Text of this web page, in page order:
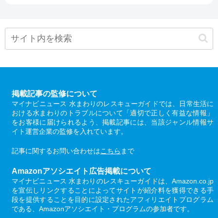
掲載記事の監修について
マイナビニュース 水まわりのレスキューガイドでは、日常生活に
おける水まわりのトラブルについて「適切で正しく有益な情報」
をお客様に届けられるよう、掲載記事には、当該ジャンル情報サ
イト運営企業の監修を入れています。
記事に関するお問い合わせはこちら まで
Amazonアソシエイト広告掲載について
マイナビニュース 水まわりのレスキューガイドは、Amazon.co.jp
を宣伝しリンクすることによってサイトが紹介料を獲得できる手
段を提供することを目的に設定されたアフィリエイトプログラム
である、Amazonアソシエイト・プログラムの参加者です。